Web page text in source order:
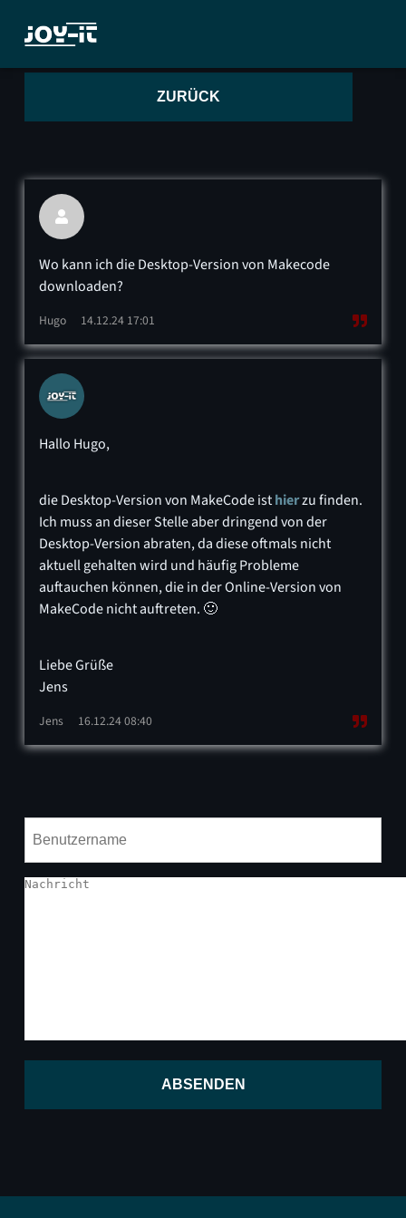
ZURÜCK

Wo kann ich die Desktop-Version von Makecode
downloaden?
Hugo 14.12.24 17:01
Hallo Hugo,
die Desktop-Version von MakeCode isthierzu finden.
Ich muss an dieser Stelle aber dringend von der
Desktop-Version abraten, da diese oftmals nicht
aktuell gehalten wird und häufig Probleme
auftauchen können, die in der Online-Version von
MakeCode nicht auftreten. 🙂
Liebe Grüße
Jens
Jens 16.12.24 08:40
ABSENDEN